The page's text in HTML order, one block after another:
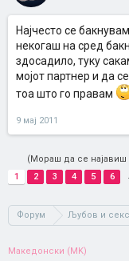
Најчесто се
некогаш на сред
здосадило, туку
мојот партнер и да
тоа што го правам
9 мај 2011
(Мораш да се најавиш
1
2 3 4 5 6
Форум Љубов и секс
Македонски (MK)